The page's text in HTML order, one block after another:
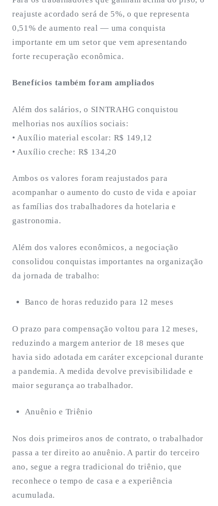
reajuste acordado será de 5%, o que representa
0,51% de aumento real — uma conquista
importante em um setor que vem apresentando
forte recuperação econômica.
Benefícios também foram ampliados
Além dos salários, o SINTRAHG conquistou
melhorias nos auxílios sociais:
• Auxílio material escolar: R$ 149,12
• Auxílio creche: R$ 134,20
Ambos os valores foram reajustados para
acompanhar o aumento do custo de vida e apoiar
as famílias dos trabalhadores da hotelaria e
gastronomia.
Além dos valores econômicos, a negociação
consolidou conquistas importantes na organização
da jornada de trabalho:
Banco de horas reduzido para 12 meses
O prazo para compensação voltou para 12 meses,
reduzindo a margem anterior de 18 meses que
havia sido adotada em caráter excepcional durante
a pandemia. A medida devolve previsibilidade e
maior segurança ao trabalhador.
Anuênio e Triênio
Nos dois primeiros anos de contrato, o trabalhador
passa a ter direito ao anuênio. A partir do terceiro
ano, segue a regra tradicional do triênio, que
reconhece o tempo de casa e a experiência
acumulada.